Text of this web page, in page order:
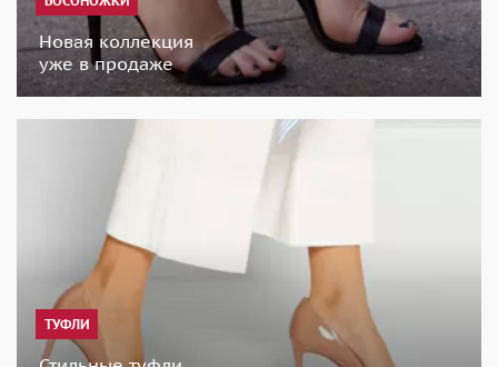
Новая коллекция
уже в продаже
ТУФЛИ